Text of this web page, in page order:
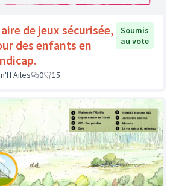
de jeux sécurisée,
des enfants en
Soumis
au vote
Ailes 0 15